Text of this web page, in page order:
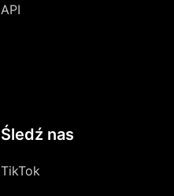
API
Śledź nas
TikTok